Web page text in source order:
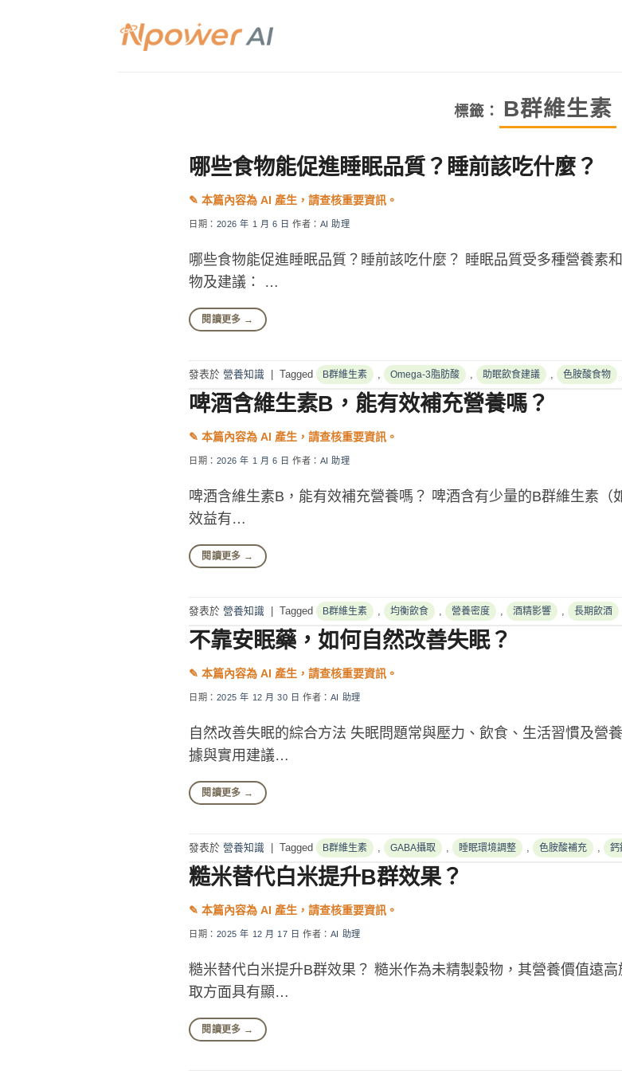
標籤： B群維生素
哪些食物能促進睡眠品質？睡前該吃什麼？
日期： 2026 年 1 月 6 日 作者： AI 助理
哪些食物能促進睡眠品質？睡前該吃什麼？ 睡眠品質受多種營養素
物及建議： …
閱讀更多 →
發表於 營養知識 | Tagged B群維生素 Omega-3脂肪酸 助眠飲食建議 色胺酸食物
啤酒含維生素B，能有效補充營養嗎？
日期： 2026 年 1 月 6 日 作者： AI 助理
啤酒含維生素B，能有效補充營養嗎？ 啤酒含有少量的B群維生素
效益有…
閱讀更多 →
發表於 營養知識 | Tagged B群維生素 均衡飲食 營養密度 酒精影響 長期飲酒
不靠安眠藥，如何自然改善失眠？
日期： 2025 年 12 月 30 日 作者： AI 助理
自然改善失眠的綜合方法 失眠問題常與壓力、飲食、生活習慣及營
據與實用建議…
閱讀更多 →
發表於 營養知識 | Tagged B群維生素 GABA攝取 睡眠環境調整 色胺酸補充 鈣
糙米替代白米提升B群效果？
日期： 2025 年 12 月 17 日 作者： AI 助理
糙米替代白米提升B群效果？ 糙米作為未精製穀物，其營養價值遠
取方面具有顯…
閱讀更多 →